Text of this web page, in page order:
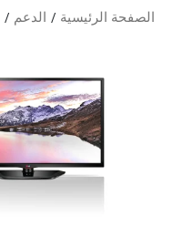
الصفحة الرئيسية الدعم